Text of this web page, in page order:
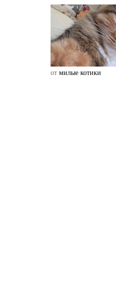
от милые котики